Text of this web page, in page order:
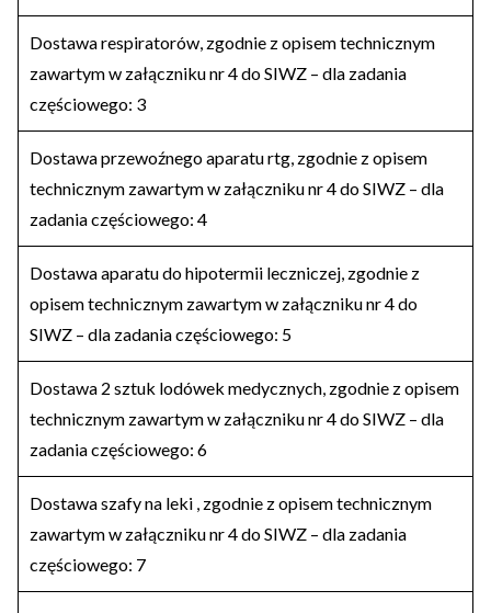
Dostawa respiratorów, zgodnie z opisem technicznym
zawartym w załączniku nr 4 do SIWZ – dla zadania
częściowego: 3
Dostawa przewoźnego aparatu rtg, zgodnie z opisem
technicznym zawartym w załączniku nr 4 do SIWZ – dla
zadania częściowego: 4
Dostawa aparatu do hipotermii leczniczej, zgodnie z
opisem technicznym zawartym w załączniku nr 4 do
SIWZ – dla zadania częściowego: 5
Dostawa 2 sztuk lodówek medycznych, zgodnie z opisem
technicznym zawartym w załączniku nr 4 do SIWZ – dla
zadania częściowego: 6
Dostawa szafy na leki , zgodnie z opisem technicznym
zawartym w załączniku nr 4 do SIWZ – dla zadania
częściowego: 7